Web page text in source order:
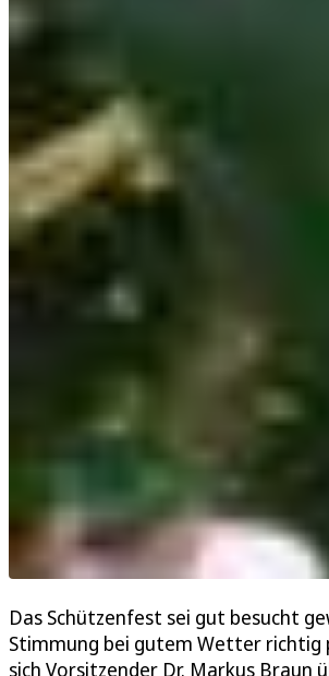
Das Schützenfest sei gut besucht
Stimmung bei gutem Wetter
sich Vorsitzender Dr. Markus Braun